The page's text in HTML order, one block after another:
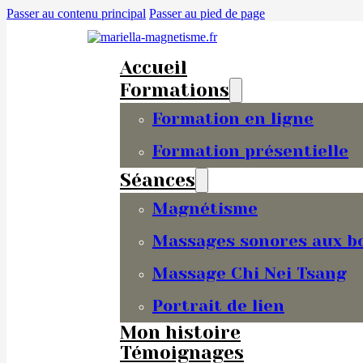
Passer au contenu principal Passer au pied de page
Accueil
Formations
Formation en ligne
Formation présentielle
Séances
Magnétisme
Massages sonores aux
Massage Chi Nei Tsang
Portrait de lien
Mon histoire
Témoignages